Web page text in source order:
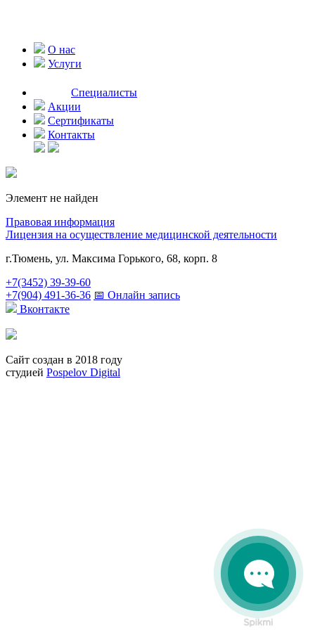
О нас
Услуги
Специалисты
Акции
Сертификаты
Контакты
Элемент не найден
Правовая информация
Лицензия на осуществление медицинской деятельности
г.Тюмень, ул. Максима Горького, 68, корп. 8
+7(3452) 39-39-60
+7(904) 491-36-36 📅 Онлайн запись
Вконтакте
Сайт создан в 2018 году
студией Pospelov Digital